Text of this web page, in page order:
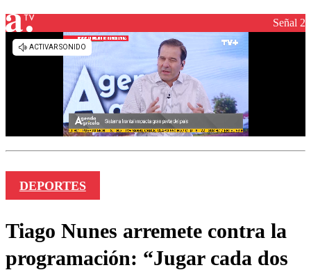
Señal 2
DEPORTES
Tiago Nunes arremete contra la
programación: “Jugar cada dos